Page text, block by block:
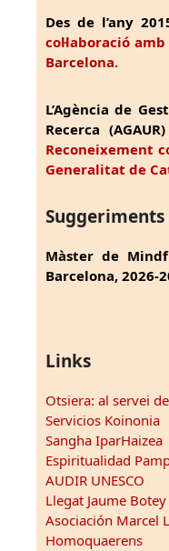
Des de l’any
col·laboració
Barcelona.
L’Agència de
Recerca
Reconeixement
Generalitat de
Suggeriments
Màster de
Barcelona, 2026-
Links
Otsiera: al servei
Servicios Koinonia
Sangha IparHaizea
Espiritualidad
AUDIR UNESCO
Llegat Jaume Botey
Asociación Marcel
Homoquaerens